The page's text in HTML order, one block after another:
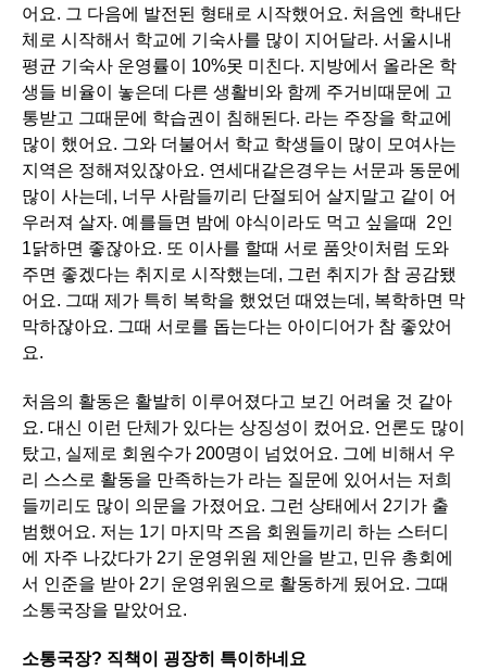
어요. 그 다음에 발전된 형태로 시작했어요. 처음엔 학내단
체로 시작해서 학교에 기숙사를 많이 지어달라. 서울시내
평균 기숙사 운영률이 10%못 미친다. 지방에서 올라온 학
생들 비율이 놓은데 다른 생활비와 함께 주거비때문에 고
통받고 그때문에 학습권이 침해된다. 라는 주장을 학교에
많이 했어요. 그와 더불어서 학교 학생들이 많이 모여사는
지역은 정해져있잖아요. 연세대같은경우는 서문과 동문에
많이 사는데, 너무 사람들끼리 단절되어 살지말고 같이 어
우러져 살자. 예를들면 밤에 야식이라도 먹고 싶을때 2인
1닭하면 좋잖아요. 또 이사를 할때 서로 품앗이처럼 도와
주면 좋겠다는 취지로 시작했는데, 그런 취지가 참 공감됐
어요. 그때 제가 특히 복학을 했었던 때였는데, 복학하면 막
막하잖아요. 그때 서로를 돕는다는 아이디어가 참 좋았어
요.
처음의 활동은 활발히 이루어졌다고 보긴 어려울 것 같아
요. 대신 이런 단체가 있다는 상징성이 컸어요. 언론도 많이
탔고, 실제로 회원수가 200명이 넘었어요. 그에 비해서 우
리 스스로 활동을 만족하는가 라는 질문에 있어서는 저희
들끼리도 많이 의문을 가졌어요. 그런 상태에서 2기가 출
범했어요. 저는 1기 마지막 즈음 회원들끼리 하는 스터디
에 자주 나갔다가 2기 운영위원 제안을 받고, 민유 총회에
서 인준을 받아 2기 운영위원으로 활동하게 됬어요. 그때
소통국장을 맡았어요.
소통국장? 직책이 굉장히 특이하네요